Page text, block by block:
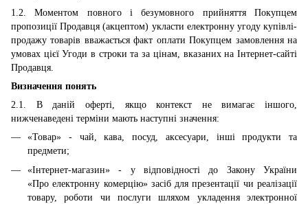
1.2. Моментом повного і безумовного прийняття Покупцем
пропозиції Продавця (акцептом) укласти електронну угоду купівлі-
продажу товарів вважається факт оплати Покупцем замовлення на
умовах цієї Угоди в строки та за цінам, вказаних на Інтернет-сайті
Продавця.
Визначення понять
2.1. В даній оферті, якщо контекст не вимагає іншого,
нижченаведені терміни мають наступні значення:
«Товар» - чай, кава, посуд, аксесуари, інші продукти та
предмети;
«Інтернет-магазин» - у відповідності до Закону України
«Про електронну комерцію» засіб для презентації чи реалізації
товару, роботи чи послуги шляхом укладення электронної